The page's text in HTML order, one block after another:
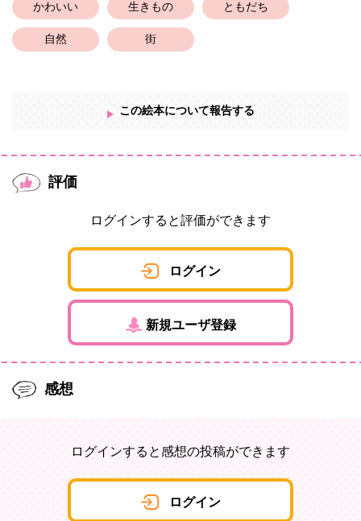
かわいい 生きもの ともだち
自然 街
この絵本について報告する
評価
ログインすると評価ができます
ログイン
新規ユーザ登録
感想
ログインすると感想の投稿ができます
ログイン